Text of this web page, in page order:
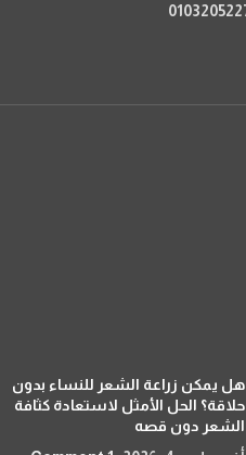
هل يمكن زراعة الشعر للنساء بدون
حلاقة؟ الحل الأمثل لاستعادة كثافة
الشعر دون قصه